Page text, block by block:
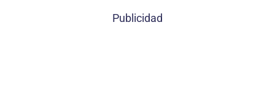
Publicidad